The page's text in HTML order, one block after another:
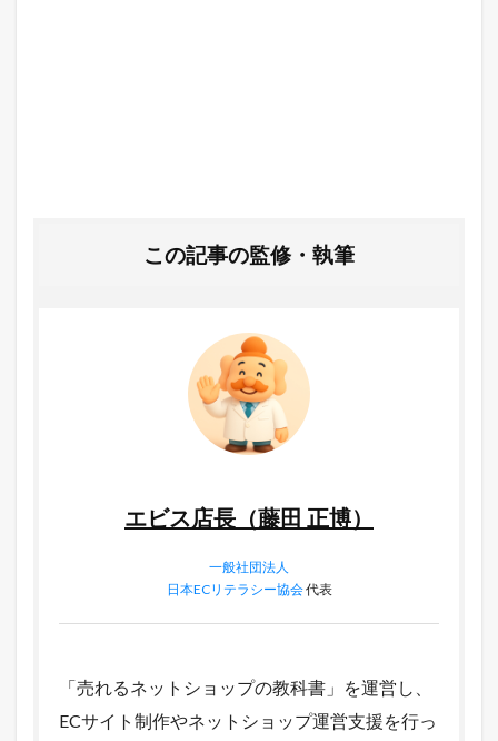
この記事の監修・執筆
エビス店長（藤田 正博）
一般社団法人
日本ECリテラシー協会代表
「売れるネットショップの教科書」を運営し、
ECサイト制作やネットショップ運営支援を行っ